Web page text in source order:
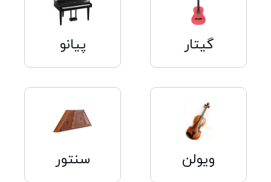
گیتار
کلیک
کنید
پیانو
کلیک
کنید
ویولن
کلیک
کنید
سنتور
کلیک